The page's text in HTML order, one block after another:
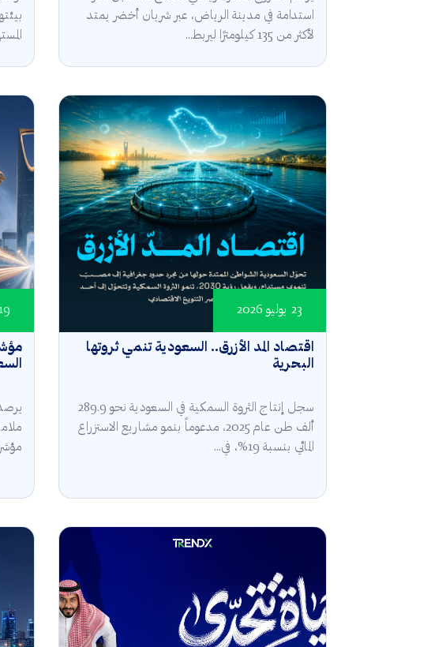
استدامة في مدينة الرياض، عبر شريان أخضر يمتد
لأكثر من 135 كيلومترًا ليربط...
المستهدف
اقتصاد المد الأزرق.. السعودية تنمي ثروتها
البحرية
23 يوليو 2026
سجل إنتاج الثروة السمكية في السعودية نحو 289.9
ألف طن عام 2025، مدعوماً بنمو مشاريع الاستزراع
المائي بنسبة 19%، في...
19 يوليو 2026